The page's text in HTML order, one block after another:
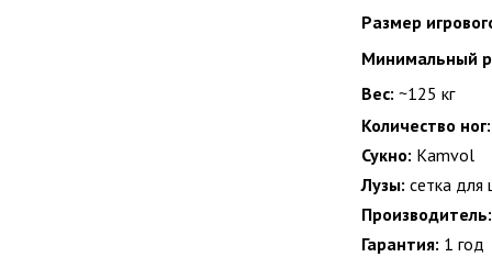
Размер
Минимальный
Вес: ~125 кг
Количество ног:
Сукно: Kamvol
Лузы: сетка
Производитель:
Гарантия: 1 год